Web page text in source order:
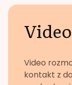
Video
kontakt z